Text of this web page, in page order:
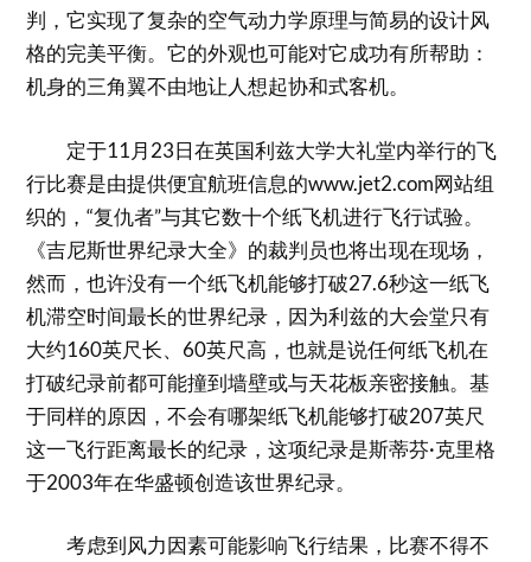
判，它实现了复杂的空气动力学原理与简易的设计风
格的完美平衡。它的外观也可能对它成功有所帮助：
机身的三角翼不由地让人想起协和式客机。
定于11月23日在英国利兹大学大礼堂内举行的飞
行比赛是由提供便宜航班信息的www.jet2.com网站组
织的，“复仇者”与其它数十个纸飞机进行飞行试验。
《吉尼斯世界纪录大全》的裁判员也将出现在现场，
然而，也许没有一个纸飞机能够打破27.6秒这一纸飞
机滞空时间最长的世界纪录，因为利兹的大会堂只有
大约160英尺长、60英尺高，也就是说任何纸飞机在
打破纪录前都可能撞到墙壁或与天花板亲密接触。基
于同样的原因，不会有哪架纸飞机能够打破207英尺
这一飞行距离最长的纪录，这项纪录是斯蒂芬·克里格
于2003年在华盛顿创造该世界纪录。
考虑到风力因素可能影响飞行结果，比赛不得不